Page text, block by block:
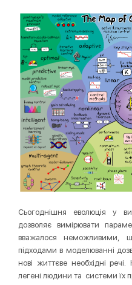
Сьогоднішня еволюція у
дозволяє вимірювати
вважалося неможливими,
підходами в моделюванні
нові життєве необхідні
легені людини та системи їх